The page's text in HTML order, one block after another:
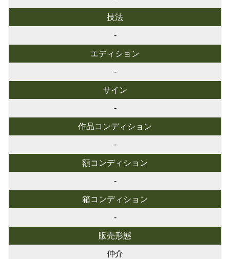
技法
-
エディション
-
サイン
-
作品コンディション
-
額コンディション
-
箱コンディション
-
販売形態
仲介